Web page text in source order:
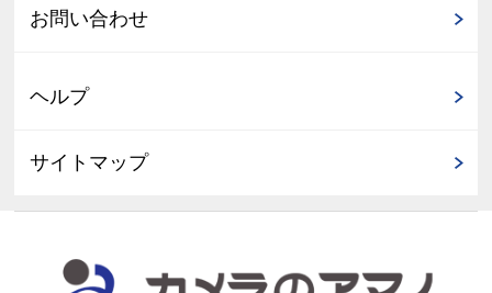
お問い合わせ
ヘルプ
サイトマップ